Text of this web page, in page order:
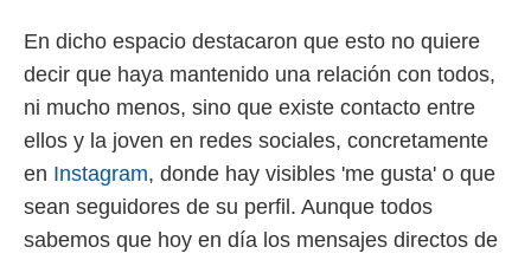
En dicho espacio destacaron que esto no quiere
decir que haya mantenido una relación con todos,
ni mucho menos, sino que existe contacto entre
ellos y la joven en redes sociales, concretamente
en Instagram, donde hay visibles 'me gusta' o que
sean seguidores de su perfil. Aunque todos
sabemos que hoy en día los mensajes directos de